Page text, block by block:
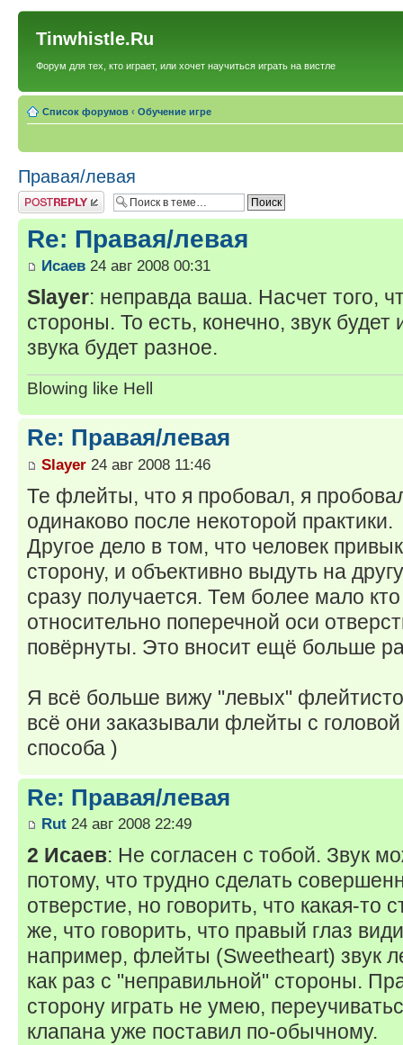
Tinwhistle.Ru
Форум для тех, кто играет, или хочет научиться играть на вистле
Список форумов ‹ Обучение игре
Правая/левая
Ответить
Re: Правая/левая
Исаев 24 авг 2008 00:31
Slayer: неправда ваша. Насчет того,
стороны. То есть, конечно, звук будет
звука будет разное.
Blowing like Hell
Re: Правая/левая
Slayer 24 авг 2008 11:46
Те флейты, что я пробовал, я
одинаково после некоторой практики.
Другое дело в том, что человек
сторону, и объективно выдуть на
сразу получается. Тем более мало
относительно поперечной оси
повёрнуты. Это вносит ещё больше
Я всё больше вижу "левых"
всё они заказывали флейты с
способа )
Re: Правая/левая
Rut 24 авг 2008 22:49
2 Исаев: Не согласен с тобой. Звук
потому, что трудно сделать
отверстие, но говорить, что какая-
же, что говорить, что правый глаз
например, флейты (Sweetheart) звук
как раз с "неправильной" стороны.
сторону играть не умею,
клапана уже поставил по-обычному.